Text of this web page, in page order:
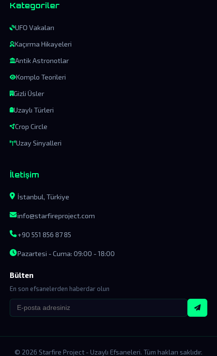
Kategoriler
UFO Vakaları
Kaçırma Hikayeleri
Antik Astronotlar
Komplo Teorileri
Gizli Üsler
Uzaylı Türleri
Crop Circle
Uzay Sinyalleri
İletişim
İstanbul, Türkiye
info@starfireproject.com
+90 551 856 87 85
Pazartesi - Cuma: 09:00 - 18:00
Bülten
En son efsanelerden haberdar olun
© 2026 Starfire Project - Uzaylı Efsaneleri. Tüm hakları saklıdır.